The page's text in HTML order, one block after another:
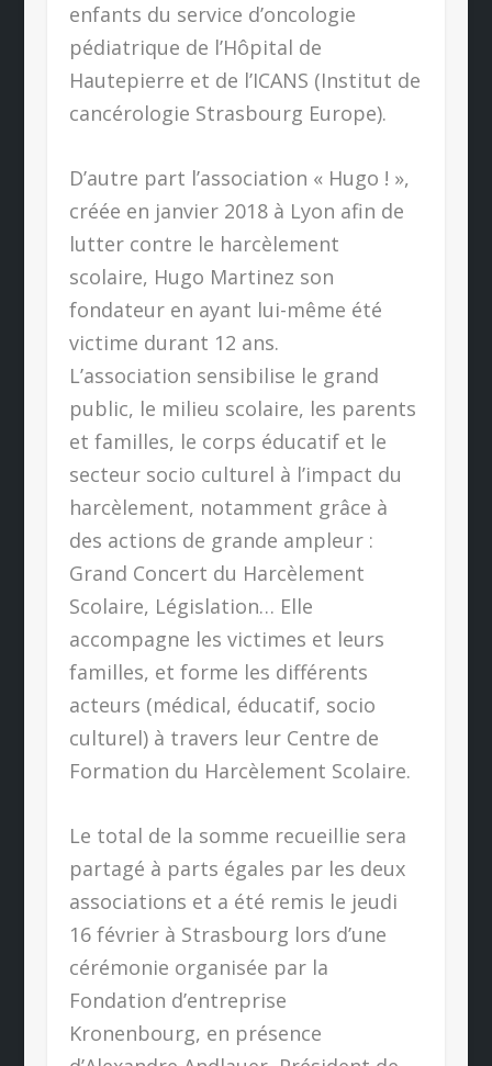
enfants du service d’oncologie
pédiatrique de l’Hôpital de
Hautepierre et de l’ICANS (Institut de
cancérologie Strasbourg Europe).
D’autre part l’association « Hugo ! »,
créée en janvier 2018 à Lyon afin de
lutter contre le harcèlement
scolaire, Hugo Martinez son
fondateur en ayant lui-même été
victime durant 12 ans.
L’association sensibilise le grand
public, le milieu scolaire, les parents
et familles, le corps éducatif et le
secteur socio culturel à l’impact du
harcèlement, notamment grâce à
des actions de grande ampleur :
Grand Concert du Harcèlement
Scolaire, Législation… Elle
accompagne les victimes et leurs
familles, et forme les différents
acteurs (médical, éducatif, socio
culturel) à travers leur Centre de
Formation du Harcèlement Scolaire.
Le total de la somme recueillie sera
partagé à parts égales par les deux
associations et a été remis le jeudi
16 février à Strasbourg lors d’une
cérémonie organisée par la
Fondation d’entreprise
Kronenbourg, en présence